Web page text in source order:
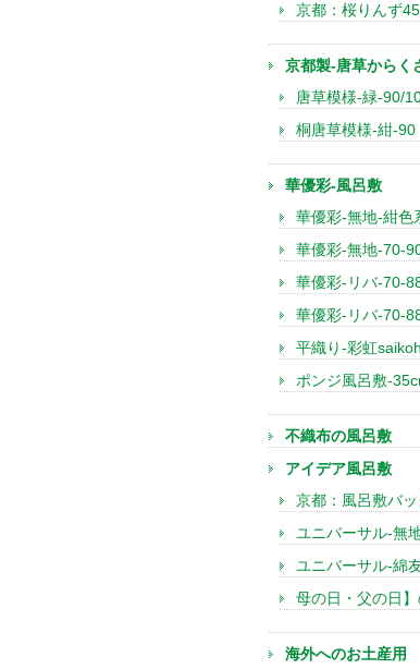
京都：桜りんず
京都製-唐草からく
唐草模様-緑-90/
桐唐草模様-紺-90
華優彩-風呂敷
華優彩-無地-紺色
華優彩-無地-70-
華優彩-リバ-70-
華優彩-リバ-70-
平織り-彩虹
ポンジ風呂敷-
不織布の風呂敷
アイデア風呂敷
京都：風呂敷バ
ユニバーサル-無
ユニバーサル-綿
母の日・父の日
海外へのお土産用